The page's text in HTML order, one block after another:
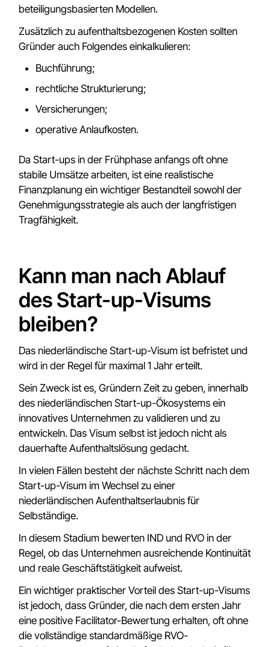
beteiligungsbasierten Modellen.
Zusätzlich zu aufenthaltsbezogenen Kosten sollten
Gründer auch Folgendes einkalkulieren:
Buchführung;
rechtliche Strukturierung;
Versicherungen;
operative Anlaufkosten.
Da Start-ups in der Frühphase anfangs oft ohne
stabile Umsätze arbeiten, ist eine realistische
Finanzplanung ein wichtiger Bestandteil sowohl der
Genehmigungsstrategie als auch der langfristigen
Tragfähigkeit.
Kann man nach Ablauf
des Start-up-Visums
bleiben?
Das niederländische Start-up-Visum ist befristet und
wird in der Regel für maximal 1 Jahr erteilt.
Sein Zweck ist es, Gründern Zeit zu geben, innerhalb
des niederländischen Start-up-Ökosystems ein
innovatives Unternehmen zu validieren und zu
entwickeln. Das Visum selbst ist jedoch nicht als
dauerhafte Aufenthaltslösung gedacht.
In vielen Fällen besteht der nächste Schritt nach dem
Start-up-Visum im Wechsel zu einer
niederländischen Aufenthaltserlaubnis für
Selbständige.
In diesem Stadium bewerten IND und RVO in der
Regel, ob das Unternehmen ausreichende Kontinuität
und reale Geschäftstätigkeit aufweist.
Ein wichtiger praktischer Vorteil des Start-up-Visums
ist jedoch, dass Gründer, die nach dem ersten Jahr
eine positive Facilitator-Bewertung erhalten, oft ohne
die vollständige standardmäßige RVO-